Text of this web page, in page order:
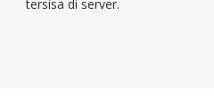
tersisa di server.